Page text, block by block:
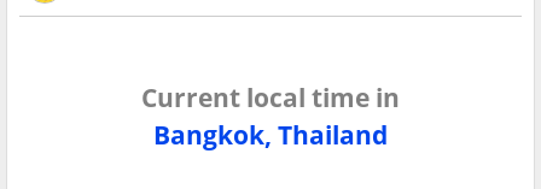
Current local time in
Bangkok, Thailand